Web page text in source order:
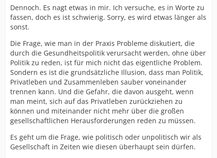
Dennoch. Es nagt etwas in mir. Ich versuche, es in Worte zu
fassen, doch es ist schwierig. Sorry, es wird etwas länger als
sonst.
Die Frage, wie man in der Praxis Probleme diskutiert, die
durch die Gesundheitspolitik verursacht werden, ohne über
Politik zu reden, ist für mich nicht das eigentliche Problem.
Sondern es ist die grundsätzliche Illusion, dass man Politik,
Privatleben und Zusammenleben sauber voneinander
trennen kann. Und die Gefahr, die davon ausgeht, wenn
man meint, sich auf das Privatleben zurückziehen zu
können und miteinander nicht mehr über die großen
gesellschaftlichen Herausforderungen reden zu müssen.
Es geht um die Frage, wie politisch oder unpolitisch wir als
Gesellschaft in Zeiten wie diesen überhaupt sein dürfen.